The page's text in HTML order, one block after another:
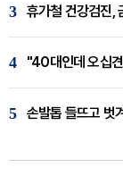
3 휴가철 건강검진,
4 "40대인데 오십
5 손발톱 들뜨고 벗